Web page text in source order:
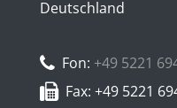
Deutschland
Fon: +49 5221
Fax: +49 5221